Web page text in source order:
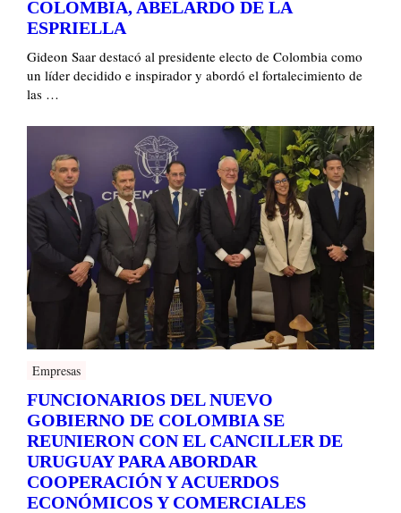
COLOMBIA, ABELARDO DE LA
ESPRIELLA
Gideon Saar destacó al presidente electo de Colombia como
un líder decidido e inspirador y abordó el fortalecimiento de
las …
Empresas
FUNCIONARIOS DEL NUEVO
GOBIERNO DE COLOMBIA SE
REUNIERON CON EL CANCILLER DE
URUGUAY PARA ABORDAR
COOPERACIÓN Y ACUERDOS
ECONÓMICOS Y COMERCIALES